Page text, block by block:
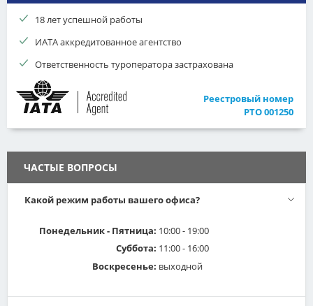
18 лет успешной работы
ИАТА аккредитованное агентство
Ответственность туроператора застрахована
Реестровый номер
РТО 001250
ЧАСТЫЕ ВОПРОСЫ
Какой режим работы вашего офиса?
Понедельник - Пятница: 10:00 - 19:00
Суббота: 11:00 - 16:00
Воскресенье: выходной